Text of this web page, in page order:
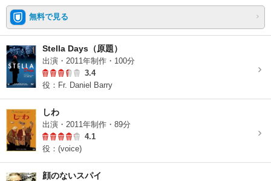
無料で見る
Stella Days（原題）
出演・2011年制作・100分
3.4
役：Fr. Daniel Barry
しわ
出演・2011年制作・89分
4.1
役：(voice)
顔のないスパイ